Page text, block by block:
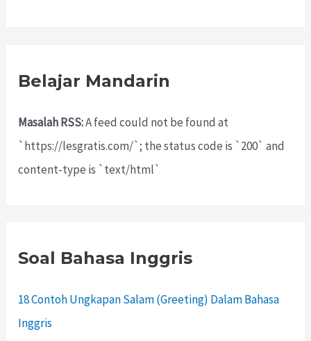
Belajar Mandarin
Masalah RSS:A feed could not be found at
`https://lesgratis.com/`; the status code is `200` and
content-type is `text/html`
Soal Bahasa Inggris
18 Contoh Ungkapan Salam (Greeting) Dalam Bahasa
Inggris